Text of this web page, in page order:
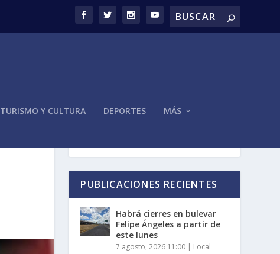
TURISMO Y CULTURA DEPORTES MÁS
PUBLICACIONES RECIENTES
Habrá cierres en bulevar
Felipe Ángeles a partir de
este lunes
7 agosto, 2026 11:00 | Local